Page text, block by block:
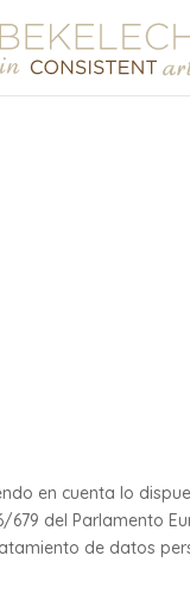
en cuenta lo
del Parlamento
de datos